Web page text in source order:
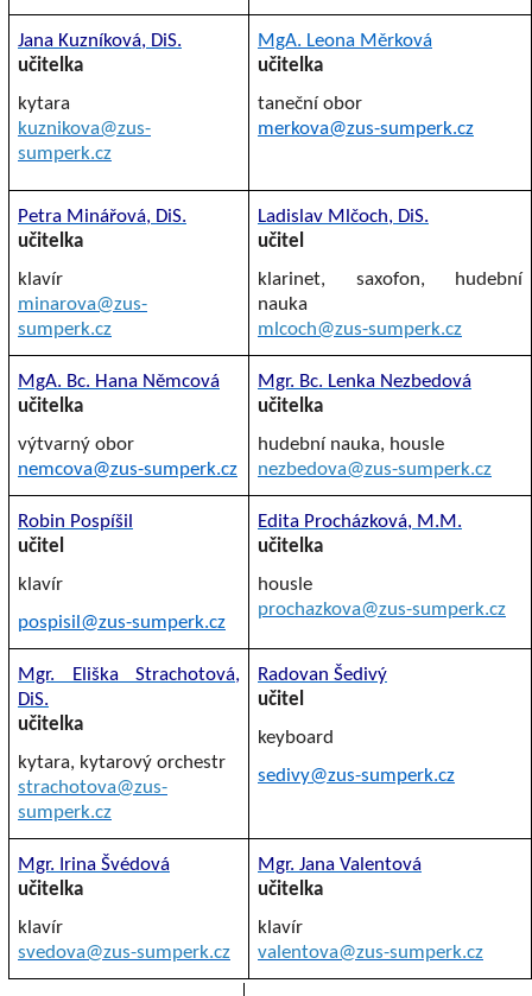
Jana Kuzníková, DiS.
učitelka
kytara
kuznikova@zus-
sumperk.cz
MgA. Leona Měrková
učitelka
taneční obor
merkova@zus-sumperk.cz
Petra Minářová, DiS.
učitelka
klavír
minarova@zus-
sumperk.cz
Ladislav Mlčoch, DiS.
učitel
klarinet, saxofon, hudební
nauka
mlcoch@zus-sumperk.cz
MgA. Bc. Hana Němcová
učitelka
výtvarný obor
nemcova@zus-sumperk.cz
Mgr. Bc. Lenka Nezbedová
učitelka
hudební nauka, housle
nezbedova@zus-sumperk.cz
Robin Pospíšil
učitel
klavír
pospisil@zus-sumperk.cz
Edita Procházková, M.M.
učitelka
housle
prochazkova@zus-sumperk.cz
Mgr. Eliška Strachotová,
DiS.
učitelka
kytara, kytarový orchestr
strachotova@zus-
sumperk.cz
Radovan Šedivý
učitel
keyboard
sedivy@zus-sumperk.cz
Mgr. Irina Švédová
učitelka
klavír
svedova@zus-sumperk.cz
Mgr. Jana Valentová
učitelka
klavír
valentova@zus-sumperk.cz